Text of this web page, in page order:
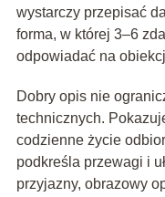
wystarczy przepisać
forma, w której 3–6
odpowiadać na
Dobry opis nie
technicznych.
codzienne życie
podkreśla przewagi i
przyjazny, obrazowy